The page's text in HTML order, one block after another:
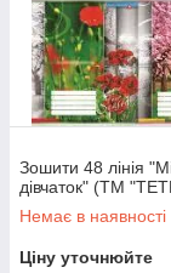
Зошити 48 лінія
дівчаток" (ТМ
Немає в наявності
Ціну уточнюйте